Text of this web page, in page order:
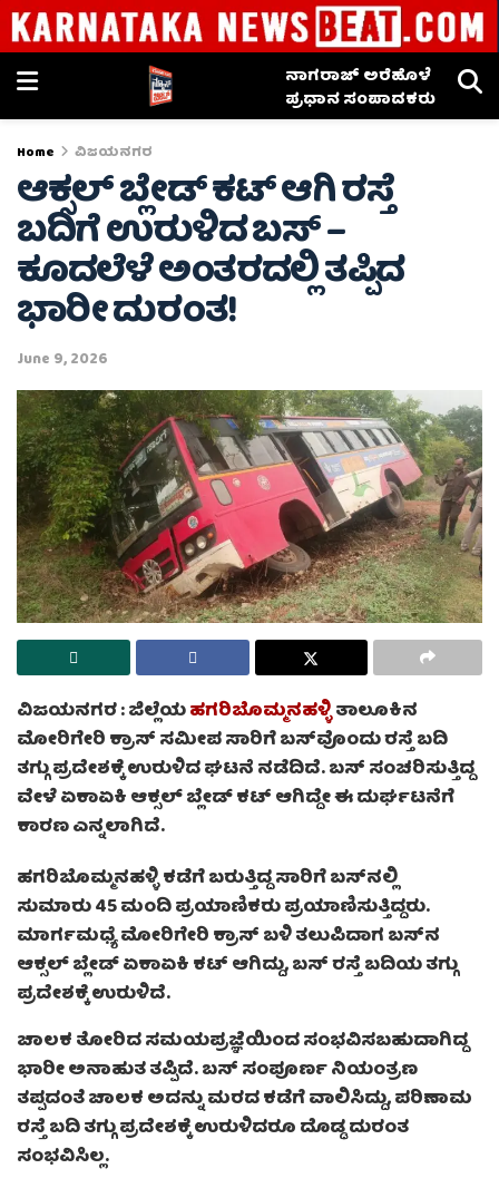
ನಾಗರಾಜ್ ಅರೆಹೊಳೆ
ಪ್ರಧಾನ ಸಂಪಾದಕರು
Home ವಿಜಯನಗರ
ಆಕ್ಸಲ್ ಬ್ಲೇಡ್ ಕಟ್ ಆಗಿ ರಸ್ತೆ
ಬದಿಗೆ ಉರುಳಿದ ಬಸ್ –
ಕೂದಲೆಳೆ ಅಂತರದಲ್ಲಿ ತಪ್ಪಿದ
ಭಾರೀ ದುರಂತ!
June 9, 2026
ವಿಜಯನಗರ :ಜಿಲ್ಲೆಯಹಗರಿಬೊಮ್ಮನಹಳ್ಳಿತಾಲೂಕಿನ
ಮೋರಿಗೇರಿ ಕ್ರಾಸ್ ಸಮೀಪ ಸಾರಿಗೆ ಬಸ್‌ವೊಂದು ರಸ್ತೆ ಬದಿ
ತಗ್ಗು ಪ್ರದೇಶಕ್ಕೆ ಉರುಳಿದ ಘಟನೆ ನಡೆದಿದೆ. ಬಸ್ ಸಂಚರಿಸುತ್ತಿದ್ದ
ವೇಳೆ ಏಕಾಏಕಿ ಆಕ್ಸಲ್ ಬ್ಲೇಡ್ ಕಟ್ ಆಗಿದ್ದೇ ಈ ದುರ್ಘಟನೆಗೆ
ಕಾರಣ ಎನ್ನಲಾಗಿದೆ.
ಹಗರಿಬೊಮ್ಮನಹಳ್ಳಿ ಕಡೆಗೆ ಬರುತ್ತಿದ್ದ ಸಾರಿಗೆ ಬಸ್‌ನಲ್ಲಿ
ಸುಮಾರು 45 ಮಂದಿ ಪ್ರಯಾಣಿಕರು ಪ್ರಯಾಣಿಸುತ್ತಿದ್ದರು.
ಮಾರ್ಗಮಧ್ಯೆ ಮೋರಿಗೇರಿ ಕ್ರಾಸ್ ಬಳಿ ತಲುಪಿದಾಗ ಬಸ್‌ನ
ಆಕ್ಸಲ್ ಬ್ಲೇಡ್ ಏಕಾಏಕಿ ಕಟ್ ಆಗಿದ್ದು, ಬಸ್‌ ರಸ್ತೆ ಬದಿಯ ತಗ್ಗು
ಪ್ರದೇಶಕ್ಕೆ ಉರುಳಿದೆ.
ಚಾಲಕ ತೋರಿದ ಸಮಯಪ್ರಜ್ಞೆಯಿಂದ ಸಂಭವಿಸಬಹುದಾಗಿದ್ದ
ಭಾರೀ ಅನಾಹುತ ತಪ್ಪಿದೆ. ಬಸ್ ಸಂಪೂರ್ಣ ನಿಯಂತ್ರಣ
ತಪ್ಪದಂತೆ ಚಾಲಕ ಅದನ್ನು ಮರದ ಕಡೆಗೆ ವಾಲಿಸಿದ್ದು, ಪರಿಣಾಮ
ರಸ್ತೆ ಬದಿ ತಗ್ಗು ಪ್ರದೇಶಕ್ಕೆ ಉರುಳಿದರೂ ದೊಡ್ಡ ದುರಂತ
ಸಂಭವಿಸಿಲ್ಲ.